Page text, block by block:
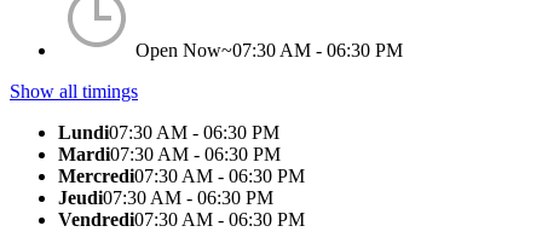
Open Now~07:30 AM - 06:30 PM
Show all timings
Lundi07:30 AM - 06:30 PM
Mardi07:30 AM - 06:30 PM
Mercredi07:30 AM - 06:30 PM
Jeudi07:30 AM - 06:30 PM
Vendredi07:30 AM - 06:30 PM